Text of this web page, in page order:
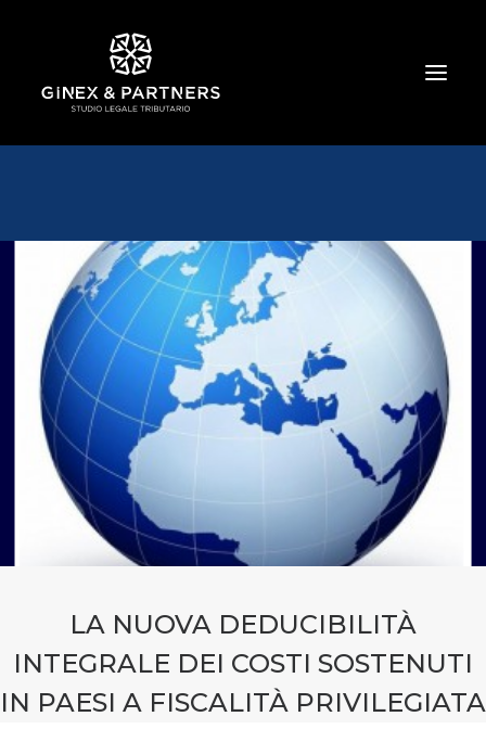
CHI SIAMO
TRIBUTARIO E PENALE TRIBUTARIO
GESTIONE E PROTEZIONE DEL PATRIMONIO
SOCIETARIO E CONTRATTUALISTICA
COMMERCIO INTERNAZIONALE
BANCARIO E FINANZIARIO
NEWS ED EVENTI
CONTATTI
LA NUOVA DEDUCIBILITÀ
INTEGRALE DEI COSTI SOSTENUTI
IN PAESI A FISCALITÀ PRIVILEGIATA